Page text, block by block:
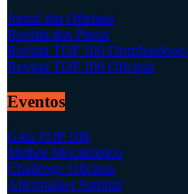
Jornal das Oficinas
Revista dos Pneus
Revista TOP 100 Distribuidores
Revista TOP 100 Oficinas
Eventos
Gala TOP 100
Melhor Mecatrónico
Challenge Oficinas
Aftermarket Summit